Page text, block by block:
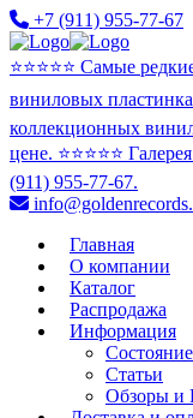
+7 (911) 955-77-67
⭐️⭐️⭐️⭐️⭐️ Самые
виниловых
коллекционных
цене. ⭐️⭐️⭐️⭐️⭐️
(911) 955-77-67.
Главная
О компании
Каталог
Распродажа
Информация
Статьи
Обзоры и